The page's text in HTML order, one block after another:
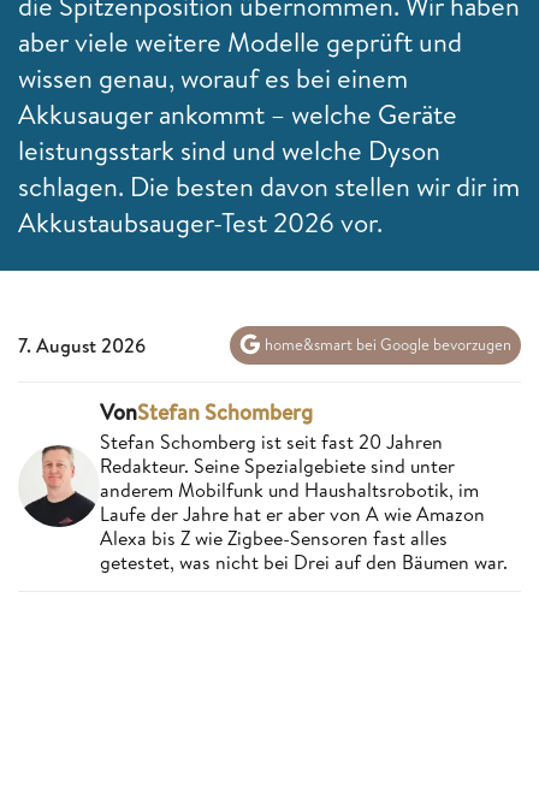
aber viele weitere Modelle geprüft und
wissen genau, worauf es bei einem
Akkusauger ankommt – welche Geräte
leistungsstark sind und welche Dyson
schlagen. Die besten davon stellen wir dir im
Akkustaubsauger-Test 2026 vor.
7. August 2026 home&smart bei Google bevorzugen
VonStefan Schomberg
Stefan Schomberg ist seit fast 20 Jahren
Redakteur. Seine Spezialgebiete sind unter
anderem Mobilfunk und Haushaltsrobotik, im
Laufe der Jahre hat er aber von A wie Amazon
Alexa bis Z wie Zigbee-Sensoren fast alles
getestet, was nicht bei Drei auf den Bäumen war.